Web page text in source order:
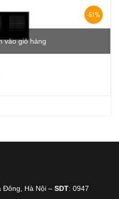
-51%
vào giỏ hàng
Đông, Hà Nội – SDT: 0947